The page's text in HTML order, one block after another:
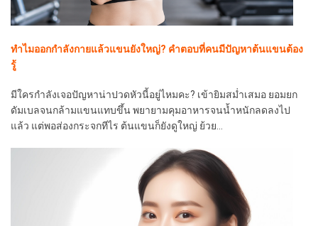
ทำไมออกกำลังกายแล้วแขนยังใหญ่? คำตอบที่คนมีปัญหาต้นแขนต้อง
รู้
มีใครกำลังเจอปัญหาน่าปวดหัวนี้อยู่ไหมคะ? เข้ายิมสม่ำเสมอ ยอมยก
ดัมเบลจนกล้ามแขนแทบขึ้น พยายามคุมอาหารจนน้ำหนักลดลงไป
แล้ว แต่พอส่องกระจกทีไร ต้นแขนก็ยังดูใหญ่ ย้วย…